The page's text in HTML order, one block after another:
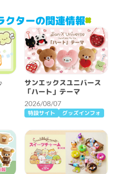
クターの関連情報
サンエックスユニバース
「ハート」テーマ
2026/08/07
特設サイト グッズインフォ